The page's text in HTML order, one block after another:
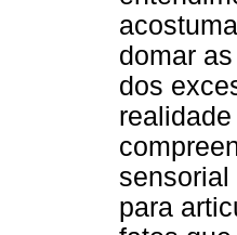
domar
dos
para